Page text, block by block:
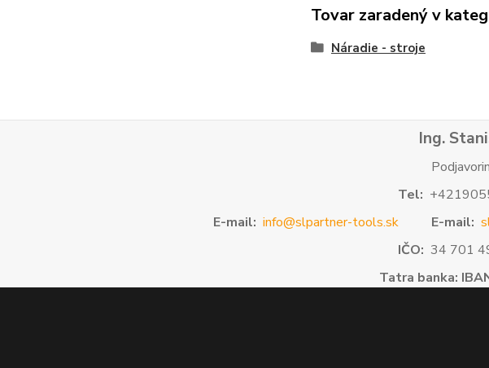
Tovar zaradený v
Náradie - stroje
Ing.
Tel:
E-mail: info@slpartner-tools.sk E-mail:
IČO: 34
Tatra banka: